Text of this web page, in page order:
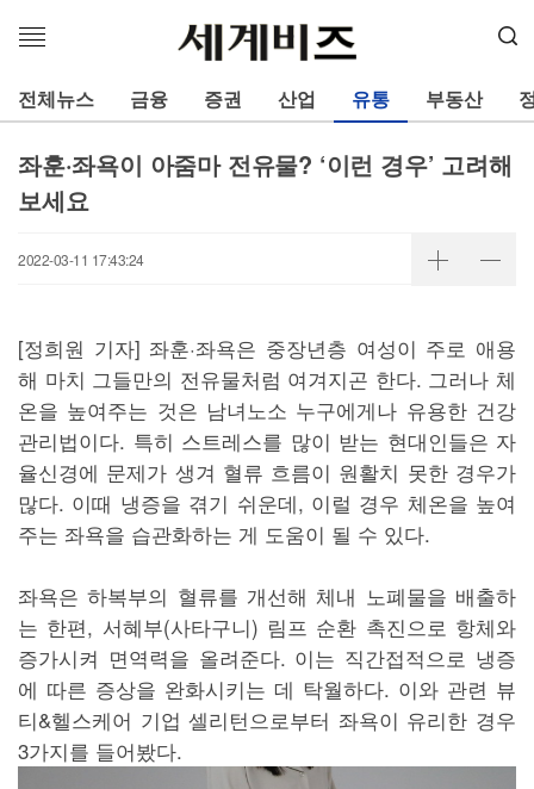
메
열
기
전체뉴스 금융 증권 산업 유통 부동산
좌훈·좌욕이 아줌마 전유물? ‘이런 경우’ 고려해
보세요
2022-03-11 17:43:24
[정희원 기자] 좌훈·좌욕은 중장년층 여성이 주로 애용
해 마치 그들만의 전유물처럼 여겨지곤 한다. 그러나 체
온을 높여주는 것은 남녀노소 누구에게나 유용한 건강
관리법이다. 특히 스트레스를 많이 받는 현대인들은 자
율신경에 문제가 생겨 혈류 흐름이 원활치 못한 경우가
많다. 이때 냉증을 겪기 쉬운데, 이럴 경우 체온을 높여
주는 좌욕을 습관화하는 게 도움이 될 수 있다.
좌욕은 하복부의 혈류를 개선해 체내 노폐물을 배출하
는 한편, 서혜부(사타구니) 림프 순환 촉진으로 항체와
증가시켜 면역력을 올려준다. 이는 직간접적으로 냉증
에 따른 증상을 완화시키는 데 탁월하다. 이와 관련 뷰
티&헬스케어 기업 셀리턴으로부터 좌욕이 유리한 경우
3가지를 들어봤다.